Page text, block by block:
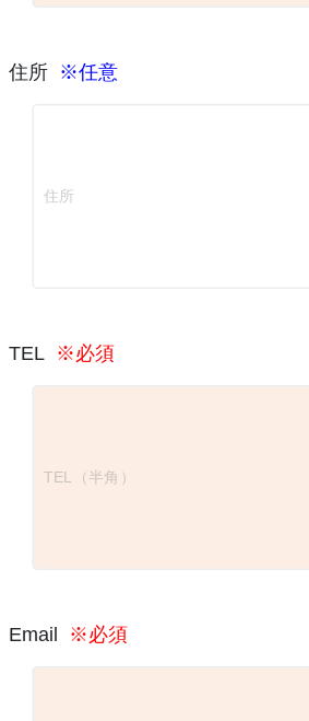
住所 ※任意
TEL ※必須
Email ※必須